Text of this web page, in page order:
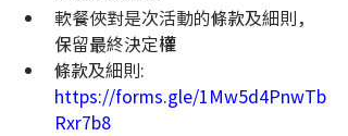
軟餐俠對是次活動的條款及細則，
保留最終決定權
條款及細則:
https://forms.gle/1Mw5d4PnwTb
Rxr7b8